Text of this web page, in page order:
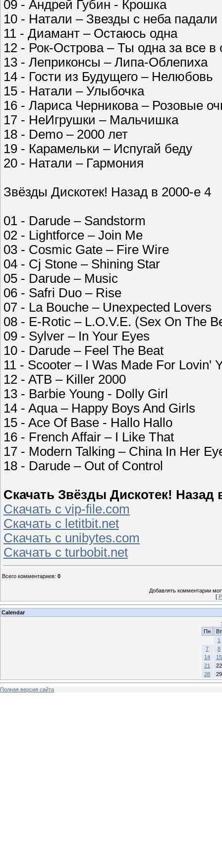
09 - Андрей Губин - Крошка
10 - Натали – Звезды с неба падали
11 - Диамант – Остаюсь одна
12 - Рок-Острова – Ты одна за все в
13 - Леприконсы – Липа-Облепиха
14 - Гости из Будущего – Нелюбовь
15 - Натали – Улыбочка
16 - Лариса Черникова – Розовые
17 - НеИгрушки – Мальчишка
18 - Demo – 2000 лет
19 - Карамельки – Испугай беду
20 - Натали – Гармония
Звёзды Дискотек! Назад в 2000-е 4
01 - Darude – Sandstorm
02 - Lightforce – Join Me
03 - Cosmic Gate – Fire Wire
04 - Cj Stone – Shining Star
05 - Darude – Music
06 - Safri Duo – Rise
07 - La Bouche – Unexpected Lovers
08 - E-Rotic – L.O.V.E. (Sex On The
09 - Sylver – In Your Eyes
10 - Darude – Feel The Beat
11 - Scooter – I Was Made For Lovin'
12 - ATB – Killer 2000
13 - Barbie Young - Dolly Girl
14 - Aqua – Happy Boys And Girls
15 - Ace Of Base - Hallo Hallo
16 - French Affair – I Like That
17 - Modern Talking – China In Her
18 - Darude – Out of Control
Скачать Звёзды Дискотек! Назад
Скачать с vip-file.com
Скачать с letitbit.net
Скачать с unibytes.com
Скачать с turbobit.net
Всего комментариев: 0
Добавлять комментарии
[
Calendar
Пн
Вт
1
7
8
14
15
21
22
28
29
Полная версия сайта